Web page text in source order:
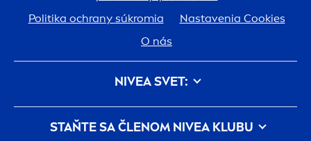
Politika ochrany súkromia
Nastavenia Cookies
O nás
NIVEASVET:
História
Kariéra v spoločnosti Beiersdorf
Jedna pokožka. Jedna planéta. Jedna starostlivosť.
STAŇTE SA ČLENOM NIVEAKLUBU